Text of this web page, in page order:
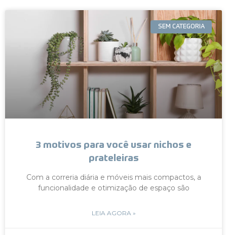
SEM CATEGORIA
3 motivos para você usar nichos e
prateleiras
Com a correria diária e móveis mais compactos, a
funcionalidade e otimização de espaço são
LEIA AGORA »